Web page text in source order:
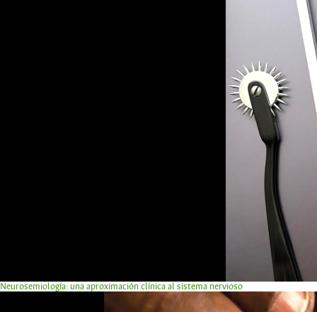
Neurosemiología: una aproximación clínica al sistema nervioso